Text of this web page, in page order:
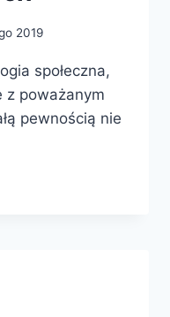
2019
społeczna,
z poważanym
pewnością nie